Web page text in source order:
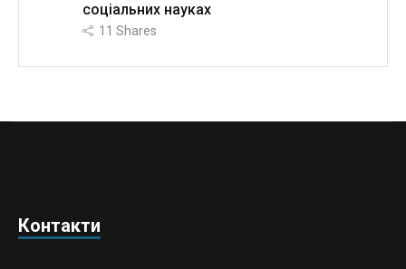
соціальних науках
11 Shares
Контакти